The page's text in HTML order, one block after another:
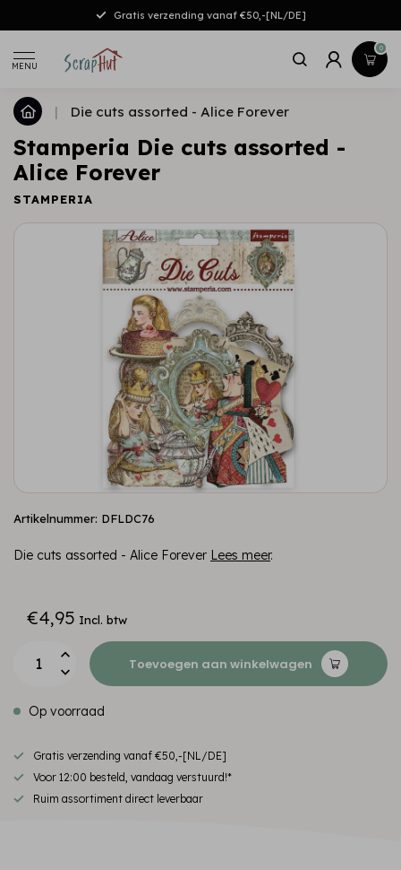
Gratis verzending vanaf €50,-[NL/DE]
MENU
0
| Die cuts assorted - Alice Forever
Stamperia Die cuts assorted -
Alice Forever
STAMPERIA
Artikelnummer: DFLDC76
Die cuts assorted - Alice Forever Lees meer.
€4,95 Incl. btw
Toevoegen aan winkelwagen
Op voorraad
Gratis verzending vanaf €50,-[NL/DE]
Voor 12:00 besteld, vandaag verstuurd!*
Ruim assortiment direct leverbaar